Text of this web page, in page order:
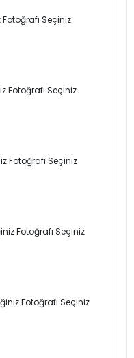
Seçiniz
Fotoğrafı Seçiniz
Fotoğrafı Seçiniz
Fotoğrafı Seçiniz
Fotoğrafı Seçiniz